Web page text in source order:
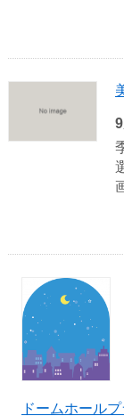
ドームホール